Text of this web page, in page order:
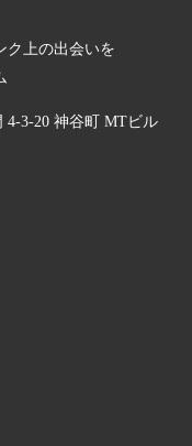
ク上の出会いを
4-3-20 神谷町 MTビル